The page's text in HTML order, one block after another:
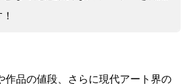
作品の値段、さらに現代アート界の